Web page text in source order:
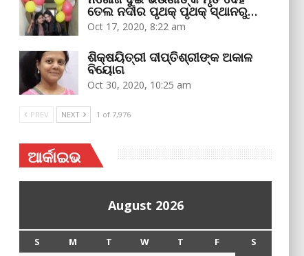
ତେଲ ନଦୀର ପୃଥକ୍‌ ପୃଥକ୍‌ ସ୍ଥାନରୁ…
Oct 17, 2020, 8:22 am
ଶିକ୍ଷୟିତ୍ରୀ ଦୀପ୍ତିଶ୍ରୀଙ୍କ ଅକାଳ
ବିୟୋଗ
Oct 30, 2020, 10:25 am
PREV NEXT 1 of 7,976
ଆର୍କାଇଭ
August 2026
S M T W T F
S